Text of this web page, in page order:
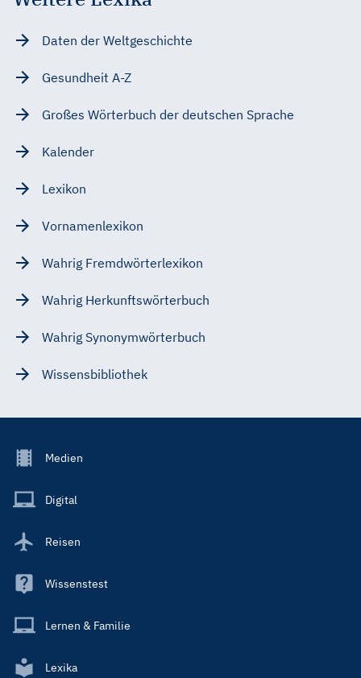
Daten der Weltgeschichte
Gesundheit A-Z
Großes Wörterbuch der deutschen Sprache
Kalender
Lexikon
Vornamenlexikon
Wahrig Fremdwörterlexikon
Wahrig Herkunftswörterbuch
Wahrig Synonymwörterbuch
Wissensbibliothek
Footer
Main
Medien
Digital
Reisen
Wissenstest
Lernen & Familie
Lexika